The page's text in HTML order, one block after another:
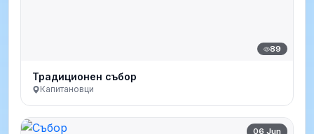
89
Традиционен събор
Капитановци
06 Jun